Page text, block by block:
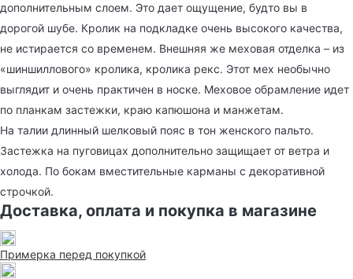
дополнительным слоем. Это дает ощущение, будто вы в
дорогой шубе. Кролик на подкладке очень высокого качества,
не истирается со временем. Внешняя же меховая отделка – из
«шиншиллового» кролика, кролика рекс. Этот мех необычно
выглядит и очень практичен в носке. Меховое обрамление идет
по планкам застежки, краю капюшона и манжетам.
На талии длинный шелковый пояс в тон женского пальто.
Застежка на пуговицах дополнительно защищает от ветра и
холода. По бокам вместительные карманы с декоративной
строчкой.
Доставка, оплата и покупка в магазине
Примерка перед покупкой